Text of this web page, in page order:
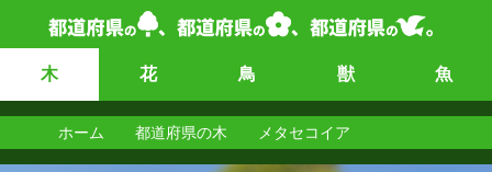
木 花 鳥 獣 魚
ホーム 都道府県の木 メタセコイア